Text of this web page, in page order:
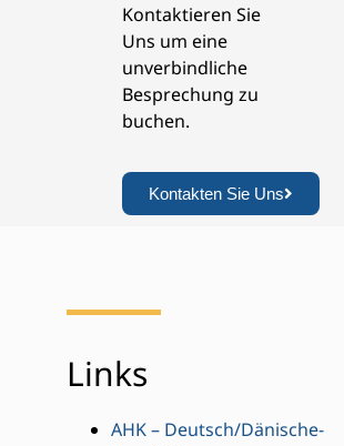
Kontaktieren Sie
Uns um eine
unverbindliche
Besprechung zu
buchen.
Kontakten Sie Uns
Links
AHK – Deutsch/Dänische-